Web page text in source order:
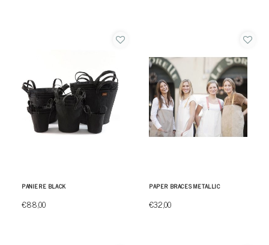
PANIERE BLACK
€88,00
PAPER BRACES METALLIC
€32,00